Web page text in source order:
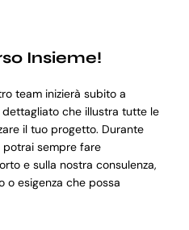
Insieme!
team inizierà subito a
che illustra tutte le
il tuo progetto. Durante
potrai sempre fare
e sulla nostra consulenza,
o esigenza che possa